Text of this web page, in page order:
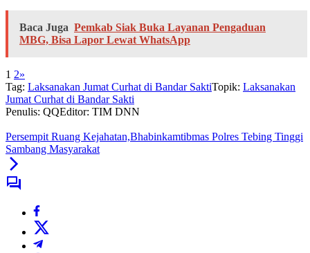
Baca Juga Pemkab Siak Buka Layanan Pengaduan
MBG, Bisa Lapor Lewat WhatsApp
1 2»
Tag: Laksanakan Jumat Curhat di Bandar SaktiTopik: Laksanakan
Jumat Curhat di Bandar Sakti
Penulis: QQEditor: TIM DNN
Persempit Ruang Kejahatan,Bhabinkamtibmas Polres Tebing Tinggi
Sambang Masyarakat